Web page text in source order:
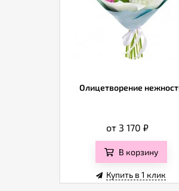
Олицетворение
от 3 170 ₽
В корзину
Купить в 1 клик